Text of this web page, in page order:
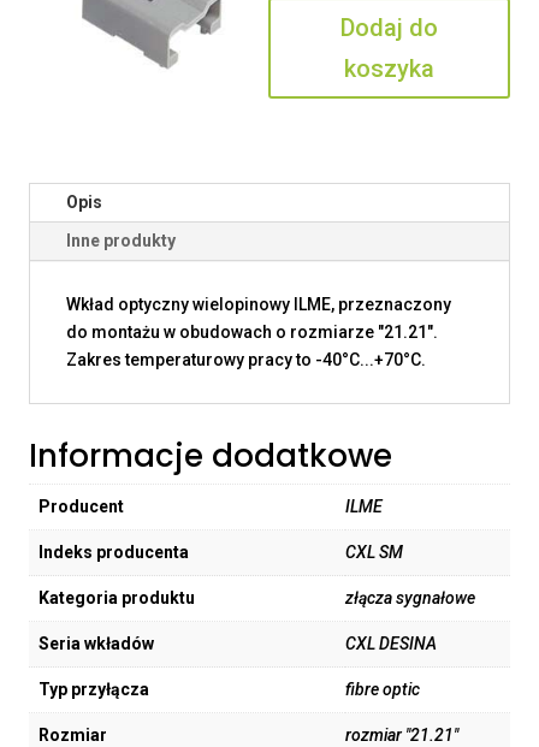
Dodaj do
koszyka
Opis
Inne produkty
Wkład optyczny wielopinowy ILME, przeznaczony
do montażu w obudowach o rozmiarze "21.21".
Zakres temperaturowy pracy to -40°C...+70°C.
Informacje dodatkowe
Producent ILME
Indeks producenta CXL SM
Kategoria produktu złącza sygnałowe
Seria wkładów CXL DESINA
Typ przyłącza fibre optic
Rozmiar rozmiar "21.21"